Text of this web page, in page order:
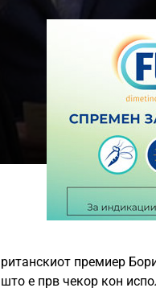
ританскиот премиер
што е прв чекор кон